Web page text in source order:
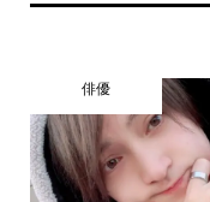
俳優